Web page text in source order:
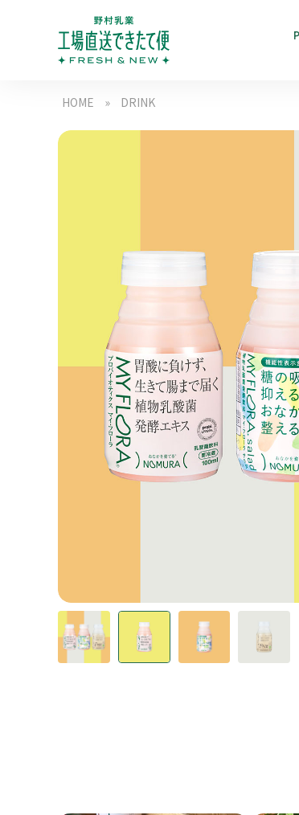
HOME » DRINK